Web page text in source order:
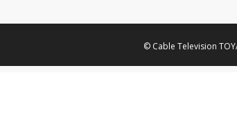
© Cable Television